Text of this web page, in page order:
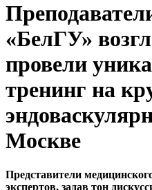
«БелГУ»
провели
тренинг на
Москве
Представители
экспертов, задав тон